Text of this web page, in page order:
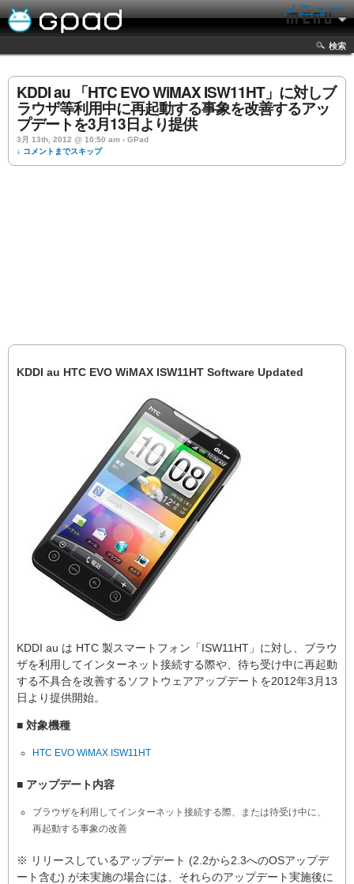
メニュー
検索
KDDI au 「HTC EVO WiMAX ISW11HT」に対しブ
ラウザ等利用中に再起動する事象を改善するアッ
プデートを3月13日より提供
3月 13th, 2012 @ 10:50 am › GPad
↓ コメントまでスキップ
KDDI au HTC EVO WiMAX ISW11HT Software Updated
KDDI au は HTC 製スマートフォン「ISW11HT」に対し、ブラウ
ザを利用してインターネット接続する際や、待ち受け中に再起動
する不具合を改善するソフトウェアアップデートを2012年3月13
日より提供開始。
■ 対象機種
HTC EVO WiMAX ISW11HT
■ アップデート内容
ブラウザを利用してインターネット接続する際、または待受け中に、
再起動する事象の改善
※ リリースしているアップデート (2.2から2.3へのOSアップデ
ート含む) が未実施の場合には、それらのアップデート実施後に